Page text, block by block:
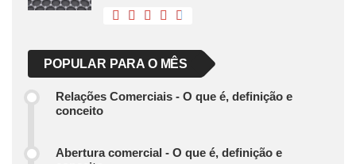
POPULAR PARA O MÊS
Relações Comerciais - O que é, definição e
conceito
Abertura comercial - O que é, definição e